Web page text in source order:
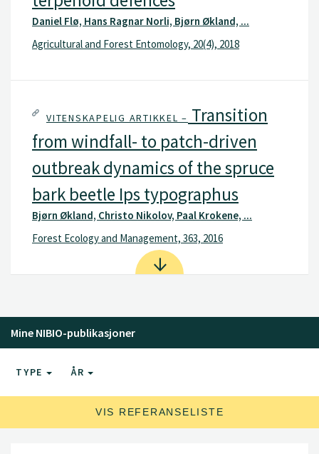
Daniel Flø, Hans Ragnar Norli, Bjørn Økland, ...
Agricultural and Forest Entomology, 20(4), 2018
VITENSKAPELIG ARTIKKEL – Transition
from windfall- to patch-driven
outbreak dynamics of the spruce
bark beetle Ips typographus
Bjørn Økland, Christo Nikolov, Paal Krokene, ...
Forest Ecology and Management, 363, 2016
Mine NIBIO-publikasjoner
TYPE ÅR
VIS REFERANSELISTE